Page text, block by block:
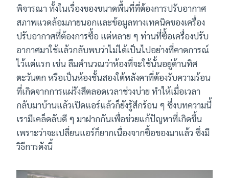
พิจารณา ทั้งในเรื่องของขนาดพื้นที่ที่ต้องการปรับอากาศ
สภาพแวดล้อมภายนอกและข้อมูลทางเทคนิคของเครื่อง
ปรับอากาศที่ต้องการซื้อ แต่หลาย ๆ ท่านที่ซื้อเครื่องปรับ
อากาศมาใช้แล้วกลับพบว่าไม่ได้เป็นไปอย่างที่คาดการณ์
ไว้แต่แรก เช่น ลืมคำนวณว่าห้องที่จะใช้นั้นอยู่ด้านทิศ
ตะวันตก หรือเป็นห้องชั้นสองใต้หลังคาที่ต้องรับความร้อน
ที่เกิดจากการแผ่รังสีตลอดเวลาช่วงบ่าย ทำให้เมื่อเวลา
กลับมาบ้านแล้วเปิดแอร์แล้วก็ยังรู้สึกร้อน ๆ ซึ่งบทความนี้
เรามีเคล็ดลับดี ๆ มาฝากกันเพื่อช่วยแก้ปัญหาที่เกิดขึ้น
เพราะว่าจะเปลี่ยนแอร์ก็ยากเนื่องจากซื้อของมาแล้ว ซึ่งมี
วิธีการดังนี้